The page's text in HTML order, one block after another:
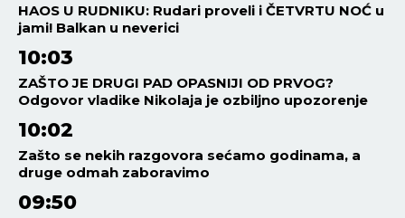
HAOS U RUDNIKU: Rudari proveli i ČETVRTU NOĆ u
jami! Balkan u neverici
10:03
ZAŠTO JE DRUGI PAD OPASNIJI OD PRVOG?
Odgovor vladike Nikolaja je ozbiljno upozorenje
10:02
Zašto se nekih razgovora sećamo godinama, a
druge odmah zaboravimo
09:50